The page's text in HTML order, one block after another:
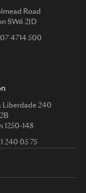
Road
SW6 2JD
4714 500
Liberdade 240
1250-148
240 05 75